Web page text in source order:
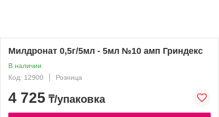
Милдронат 0,5г/5мл - 5мл №10 амп Гриндекс
В наличии
Код: 12900
Розница
4 725 ₸/упаковка